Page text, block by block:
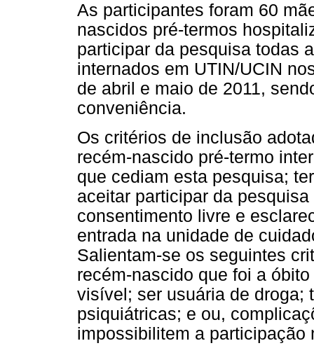
As participantes foram 60
nascidos pré-termos
participar da pesquisa todas
internados em UTIN/UCIN
de abril e maio de 2011,
conveniência.
Os critérios de inclusão
recém-nascido pré-termo
que cediam esta pesquisa;
aceitar participar da
consentimento livre e
entrada na unidade de
Salientam-se os seguintes
recém-nascido que foi a
visível; ser usuária de droga;
psiquiátricas; e ou,
impossibilitem a participação